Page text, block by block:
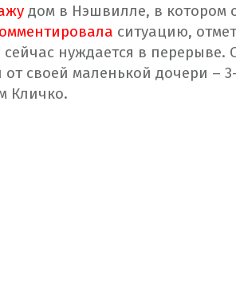
дом в Нэшвилле, в котором
ситуацию,
нуждается в перерыве.
своей маленькой дочери –
Кличко.